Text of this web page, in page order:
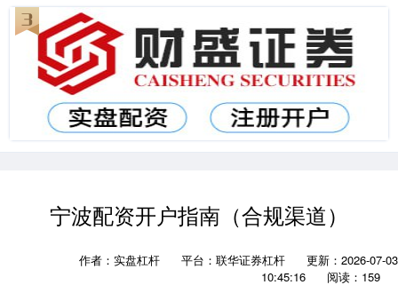
宁波配资开户指南（合规渠道）
作者：实盘杠杆 平台：联华证券杠杆
更新：2026-07-03
10:45:16
阅读：159